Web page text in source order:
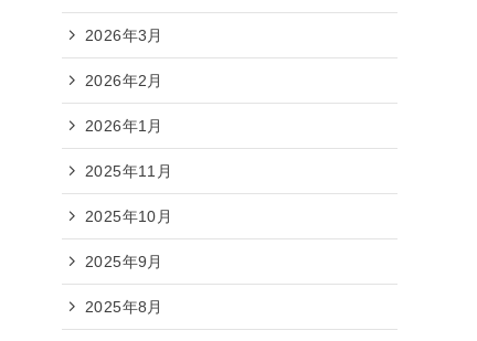
2026年3月
2026年2月
2026年1月
2025年11月
2025年10月
2025年9月
2025年8月